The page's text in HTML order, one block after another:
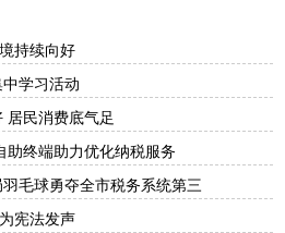
持续向好
学习活动
居民消费底气足
助终端助力优化纳税服务
毛球勇夺全市税务系统第三
宪法发声